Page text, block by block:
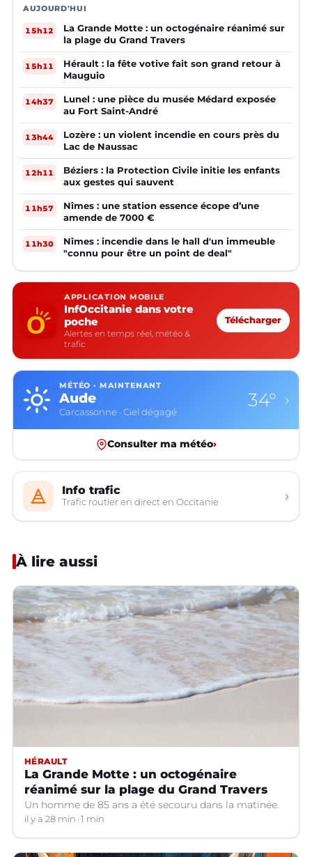
AUJOURD'HUI
15h12
La Grande Motte : un octogénaire réanimé sur
la plage du Grand Travers
15h11
Hérault : la fête votive fait son grand retour à
Mauguio
14h37
Lunel : une pièce du musée Médard exposée
au Fort Saint-André
13h44
Lozère : un violent incendie en cours près du
Lac de Naussac
12h11
Béziers : la Protection Civile initie les enfants
aux gestes qui sauvent
11h57
Nîmes : une station essence écope d’une
amende de 7000 €
11h30
Nîmes : incendie dans le hall d'un immeuble
"connu pour être un point de deal"
APPLICATION MOBILE
InfOccitanie dans votre
poche
Alertes en temps réel, météo &
trafic
Télécharger
MÉTÉO · MAINTENANT
Aude
Carcassonne · Ciel dégagé
34° ›
Consulter ma météo›
Info trafic
Trafic routier en direct en Occitanie ›
À lire aussi
HÉRAULT
La Grande Motte : un octogénaire
réanimé sur la plage du Grand Travers
Un homme de 85 ans a été secouru dans la matinée.
il y a 28 min 1 min